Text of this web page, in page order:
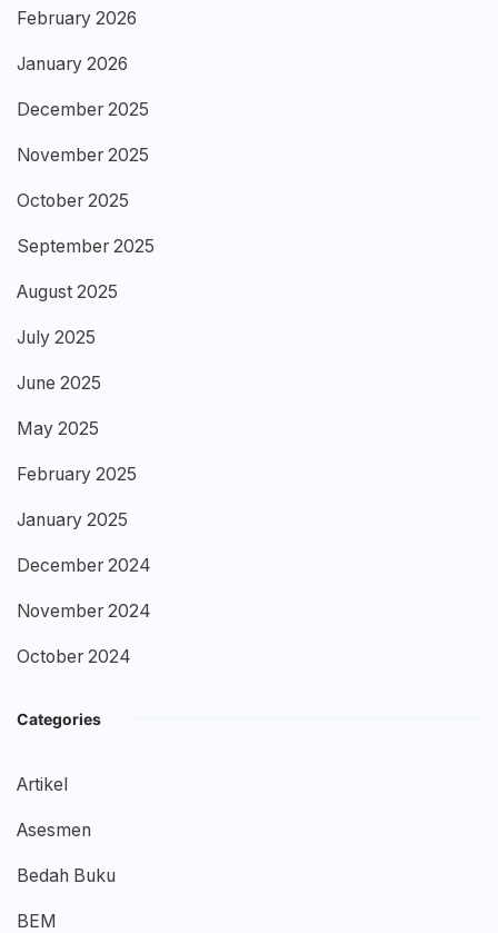
February 2026
January 2026
December 2025
November 2025
October 2025
September 2025
August 2025
July 2025
June 2025
May 2025
February 2025
January 2025
December 2024
November 2024
October 2024
Categories
Artikel
Asesmen
Bedah Buku
BEM